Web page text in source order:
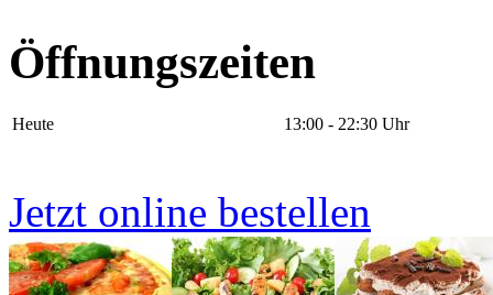
Öffnungszeiten
Heute 13:00 - 22:30 Uhr
Jetzt online bestellen